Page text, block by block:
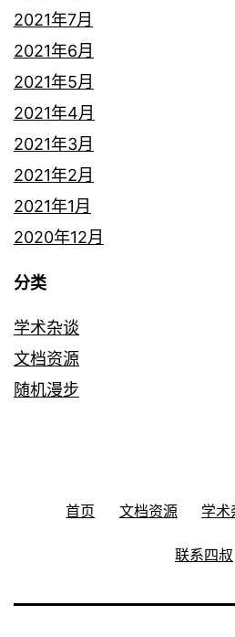
2021年7月
2021年6月
2021年5月
2021年4月
2021年3月
2021年2月
2021年1月
2020年12月
分类
学术杂谈
文档资源
随机漫步
首页 文档资源 学术
联系四叔